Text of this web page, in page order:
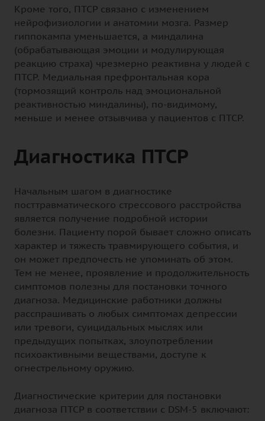
Кроме того, ПТСР связано с изменением
нейрофизиологии и анатомии мозга. Размер
гиппокампа уменьшается, а миндалина
(обрабатывающая эмоции и модулирующая
реакцию страха) чрезмерно реактивна у людей с
ПТСР. Медиальная префронтальная кора
(тормозящий контроль над эмоциональной
реактивностью миндалины), по-видимому,
меньше и менее отзывчива у пациентов с ПТСР.
Диагностика ПТСР
Начальным шагом в диагностике
посттравматического стрессового расстройства
является получение подробной истории
болезни. Пациенту порой бывает сложно описать
характер и тяжесть травмирующего события, и
он может предпочесть не упоминать об этом.
Тем не менее, проявление и продолжительность
симптомов полезны для постановки точного
диагноза. Медицинские работники должны
расспрашивать о любых симптомах депрессии
или тревоги, суицидальных мыслях или
предыдущих попытках, злоупотреблении
психоактивными веществами, доступе к
огнестрельному оружию.
Диагностические критерии для постановки
диагноза ПТСР в соответствии с DSM-5 включают: